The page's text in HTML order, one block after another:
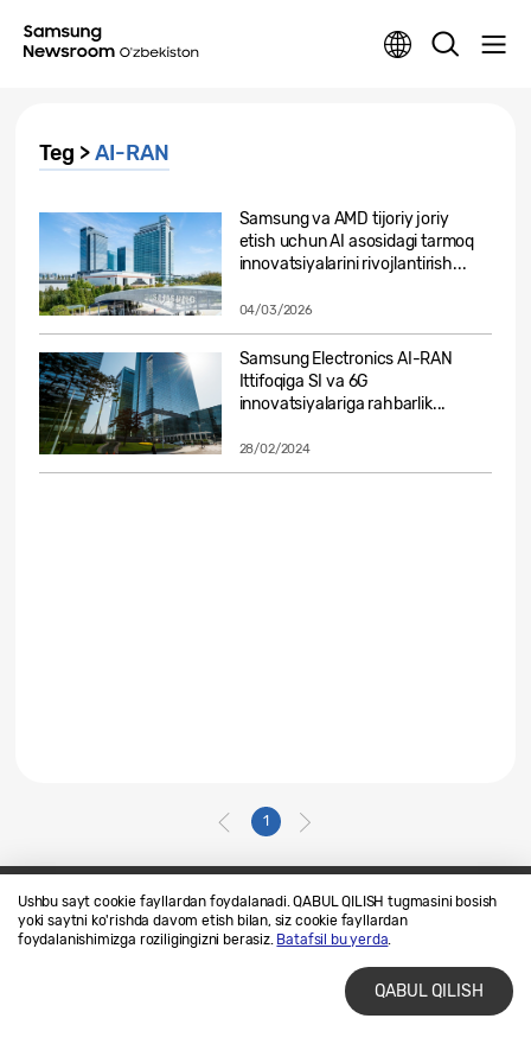
Ushbu sayt cookie fayllardan foydalanadi. QABUL QILISH tugmasini bosish
yoki saytni ko'rishda davom etish bilan, siz cookie fayllardan
foydalanishimizga roziligingizni berasiz. Batafsil bu yerda.
QABUL QILISH
Teg >AI-RAN
Samsung va AMD tijoriy joriy
etish uchun AI asosidagi tarmoq
innovatsiyalarini rivojlantirish...
04/03/2026
Samsung Electronics AI-RAN
Ittifoqiga SI va 6G
innovatsiyalariga rahbarlik...
28/02/2024
1
Biz bilan bogʻlaning
SAMSUNG.COM